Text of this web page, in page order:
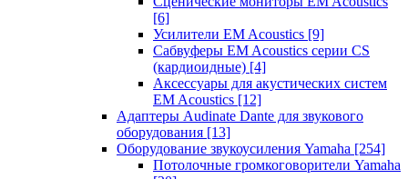
[6]
Усилители EM Acoustics [9]
Сабвуферы EM Acoustics серии CS
(кардиоидные) [4]
Аксессуары для акустических систем
EM Acoustics [12]
Адаптеры Audinate Dante для звукового
оборудования [13]
Оборудование звукоусиления Yamaha [254]
Потолочные громкоговорители Yamaha